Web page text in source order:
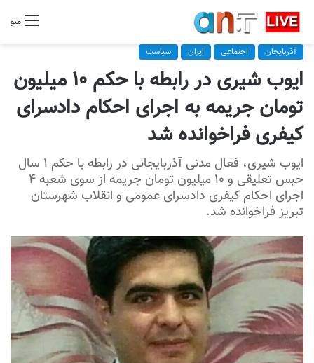
منو
آذربایجان اجتماعی ایران سیاست
ایوب شیری در رابطه با حکم ۱۰ میلیون
تومان جریمه به اجرای احکام دادسرای
کیفری فراخوانده شد
ایوب شیری، فعال مدنی آذربایجانی در رابطه با حکم ۱ سال
حبس تعلیقی و ۱۰ میلیون تومان جریمه از سوی شعبه ۴
اجرای احکام کیفری دادسرای عمومی و انقلاب شهرستان
تبریز فراخوانده شد.